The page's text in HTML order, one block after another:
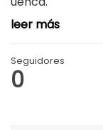
leer más
Seguidores
0